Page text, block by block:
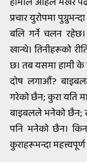
प्रचार युरोपमा
बलि गर्ने चलन
खान्थे। तिनीहरूको
छ। तब यसमा हामी
दोष लगाऔं?
गरेको छैन; कुरा यति
बाइबलले भनेको छैन;
पनि भनेको छैन।
कुराहरूभन्दा